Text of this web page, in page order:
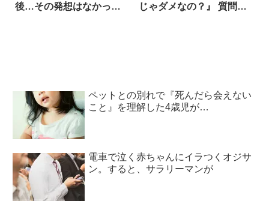
後…その発想はなかっ
じゃダメなの？』 質問の
ペットとの別れで『死んだら会えない
こと』を理解した4歳児が…
電車で泣く赤ちゃんにイラつくオジサ
ン。すると、サラリーマンが